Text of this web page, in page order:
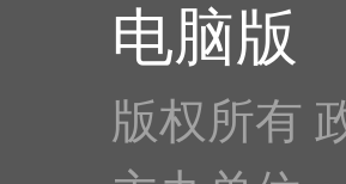
电脑版
版权所有